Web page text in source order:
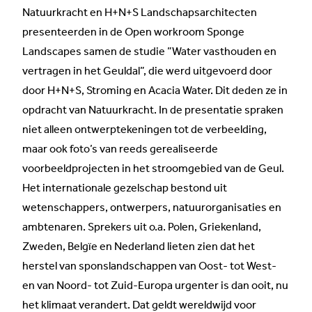
Natuurkracht en H+N+S Landschapsarchitecten
presenteerden in de Open workroom Sponge
Landscapes samen de studie ”Water vasthouden en
vertragen in het Geuldal”, die werd uitgevoerd door
door H+N+S, Stroming en Acacia Water. Dit deden ze in
opdracht van Natuurkracht. In de presentatie spraken
niet alleen ontwerptekeningen tot de verbeelding,
maar ook foto’s van reeds gerealiseerde
voorbeeldprojecten in het stroomgebied van de Geul.
Het internationale gezelschap bestond uit
wetenschappers, ontwerpers, natuurorganisaties en
ambtenaren. Sprekers uit o.a. Polen, Griekenland,
Zweden, Belgïe en Nederland lieten zien dat het
herstel van sponslandschappen van Oost- tot West-
en van Noord- tot Zuid-Europa urgenter is dan ooit, nu
het klimaat verandert. Dat geldt wereldwijd voor